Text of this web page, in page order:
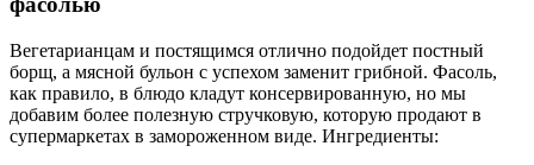
Вегетарианцам и постящимся отлично подойдет постный
борщ, а мясной бульон с успехом заменит грибной. Фасоль,
как правило, в блюдо кладут консервированную, но мы
добавим более полезную стручковую, которую продают в
супермаркетах в замороженном виде. Ингредиенты: